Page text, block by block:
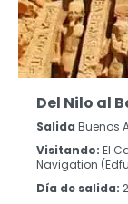
Del Nilo al
Salida Buenos
Visitando: El
Navigation
Día de salida: